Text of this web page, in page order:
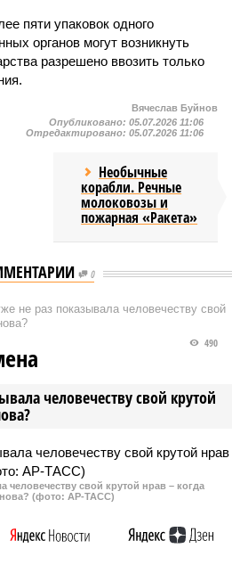
пяти упаковок одного
органов могут возникнуть
разрешено ввозить только
Вячеслав Буйнов
Опубликовано: 05.07.2026 11:06
Отредактировано: 05.07.2026 11:06
Необычные
корабли. Речные
молоковозы и
пожарная «Ракета»
0
не раз показывала человечеству свой
человечеству свой крутой
490
человечеству свой крутой нрав – когда
(фото: АР-ТАСС)